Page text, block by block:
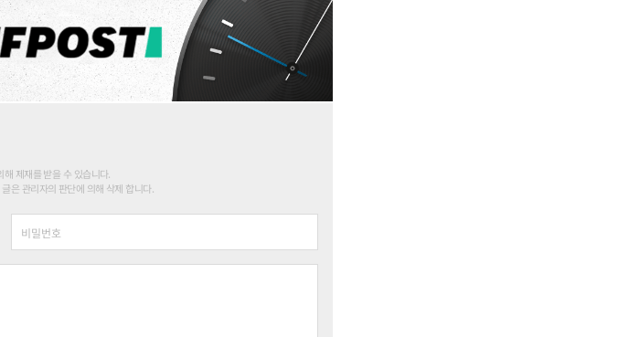
제재를 받을 수 있습니다.
은 관리자의 판단에 의해 삭제 합니다.